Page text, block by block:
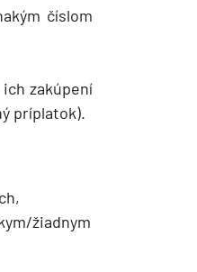
číslom
zakúpení
príplatok).
žiadnym